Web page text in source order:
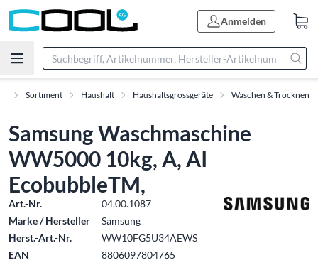
Anmelden
Sortiment Haushalt Haushaltsgrossgeräte Waschen & Trocknen
Samsung Waschmaschine
WW5000 10kg, A, AI
EcobubbleTM,
Art.-Nr.
04.00.1087
Marke / Hersteller
Samsung
Herst.-Art.-Nr.
WW10FG5U34AEWS
EAN
8806097804765